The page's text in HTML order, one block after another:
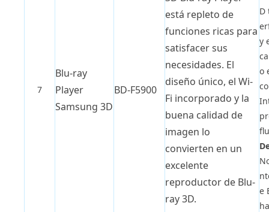
7
Blu-ray
Player
Samsung 3D
BD-F5900
está repleto de
funciones ricas para
satisfacer sus
necesidades. El
diseño único, el Wi-
Fi incorporado y la
buena calidad de
imagen lo
convierten en un
excelente
reproductor de Blu-
ray 3D.
D
y
o
e